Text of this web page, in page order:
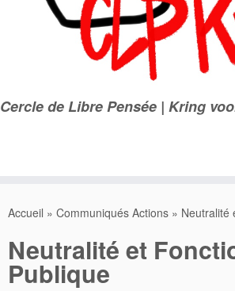
Cercle de Libre Pensée | Kring
Accueil » Communiqués Actions » Neutralité
Neutralité et
Publique